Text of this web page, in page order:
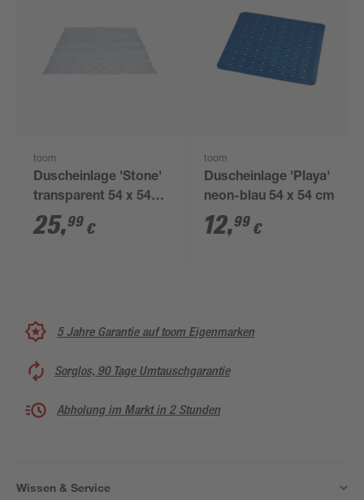
toom
Duscheinlage 'Stone'
transparent 54 x 54
cm
25,99 €
toom
Duscheinlage 'Playa'
neon-blau 54 x 54 cm
12,99 €
5 Jahre Garantie auf toom Eigenmarken
Sorglos, 90 Tage Umtauschgarantie
Abholung im Markt in 2 Stunden
Wissen & Service